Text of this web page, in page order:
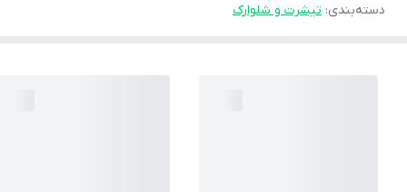
دسته‌بندی: تیشرت و شلوارک